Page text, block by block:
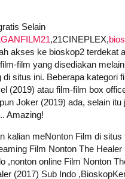
Selain
,21CINEPLEX,
akses ke bioskop2 terdekat
film yang disediakan
situs ini. Beberapa kategori
(2019) atau film-film box
Joker (2019) ada, selain
Amazing!
kalian meNonton Film di situs
Film Nonton The
online Film Nonton
(2017) Sub Indo